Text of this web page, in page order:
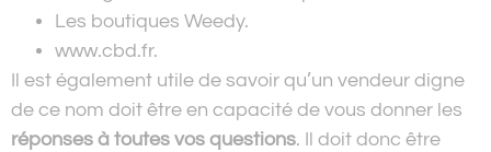
Les boutiques Weedy.
www.cbd.fr.
Il est également utile de savoir qu’un vendeur digne
de ce nom doit être en capacité de vous donner les
réponses à toutes vos questions. Il doit donc être